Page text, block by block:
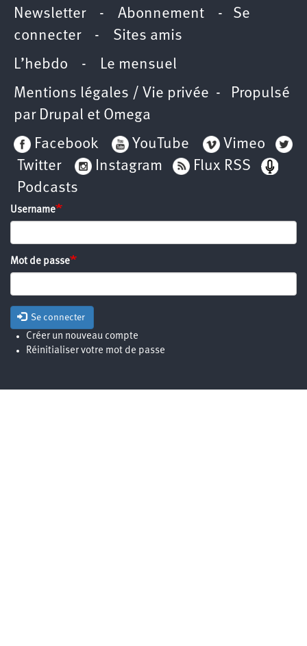
Newsletter - Abonnement - Se
connecter- Sites amis
L’hebdo - Le mensuel
Mentions légales / Vie privée - Propulsé
par Drupal et Omega
Facebook
YouTube
Vimeo
Twitter
Instagram
Flux RSS
Podcasts
Username
Mot de passe
Se connecter
Créer un nouveau compte
Réinitialiser votre mot de passe